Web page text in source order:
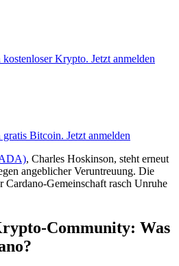
Krypto. Jetzt anmelden
Bitcoin. Jetzt anmelden
, Charles Hoskinson, steht erneut
angeblicher Veruntreuung. Die
Cardano-Gemeinschaft rasch Unruhe
Community: Was